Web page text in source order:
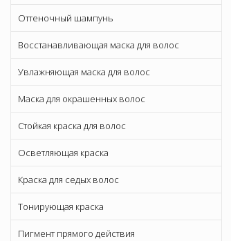
Оттеночный шампунь
Восстанавливающая маска для волос
Увлажняющая маска для волос
Маска для окрашенных волос
Стойкая краска для волос
Осветляющая краска
Краска для седых волос
Тонирующая краска
Пигмент прямого действия